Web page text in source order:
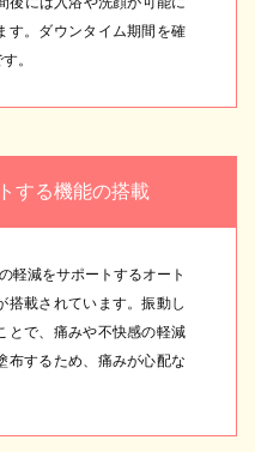
す。ダウンタイム期間を確
。
する機能の搭載
軽減をサポートするオート
搭載されています。振動し
とで、痛みや不快感の軽減
布するため、痛みが心配な